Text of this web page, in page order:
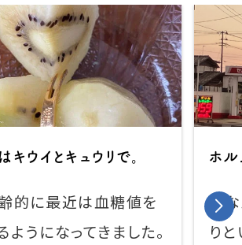
キウイとキュウリで。
的に最近は血糖値を
ようになってきました。
ホ
な
り